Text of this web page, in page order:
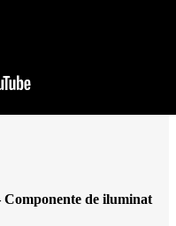
Componente de iluminat